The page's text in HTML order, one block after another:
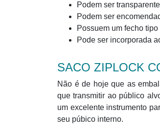
Podem ser
Podem ser
Possuem um fecho
Pode ser incorporada
SACO ZIPLOCK
Não é de hoje que as
que transmitir ao público
um excelente instrumento
seu púbico interno.